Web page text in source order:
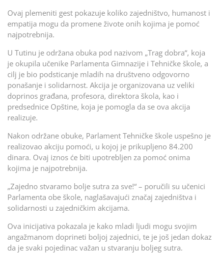
Ovaj plemeniti gest pokazuje koliko zajedništvo, humanost i
empatija mogu da promene živote onih kojima je pomoć
najpotrebnija.
U Tutinu je održana obuka pod nazivom „Trag dobra“, koja
je okupila učenike Parlamenta Gimnazije i Tehničke škole, a
cilj je bio podsticanje mladih na društveno odgovorno
ponašanje i solidarnost. Akcija je organizovana uz veliki
doprinos građana, profesora, direktora škola, kao i
predsednice Opštine, koja je pomogla da se ova akcija
realizuje.
Nakon održane obuke, Parlament Tehničke škole uspešno je
realizovao akciju pomoći, u kojoj je prikupljeno 84.200
dinara. Ovaj iznos će biti upotrebljen za pomoć onima
kojima je najpotrebnija.
„Zajedno stvaramo bolje sutra za sve!“ – poručili su učenici
Parlamenta obe škole, naglašavajući značaj zajedništva i
solidarnosti u zajedničkim akcijama.
Ova inicijativa pokazala je kako mladi ljudi mogu svojim
angažmanom doprineti boljoj zajednici, te je još jedan dokaz
da je svaki pojedinac važan u stvaranju boljeg sutra.